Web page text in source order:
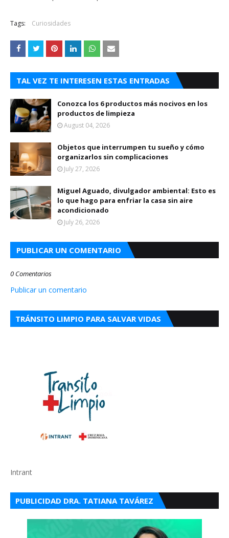
Tags: Curiosidades
TAL VEZ TE INTERESEN ESTAS ENTRADAS
Conozca los 6 productos más nocivos en los
productos de limpieza
August 04, 2026
Objetos que interrumpen tu sueño y cómo
organizarlos sin complicaciones
July 27, 2026
Miguel Aguado, divulgador ambiental: Esto es
lo que hago para enfriar la casa sin aire
acondicionado
July 26, 2026
PUBLICAR UN COMENTARIO
0 Comentarios
Publicar un comentario
TRÁNSITO LIMPIO PARA SALVAR VIDAS
Intrant
PUBLICIDAD DRA. TATIANA TAVÁREZ